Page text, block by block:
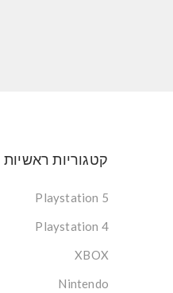
קטגוריות ראשיות
Playstation 5
Playstation 4
XBOX
Nintendo